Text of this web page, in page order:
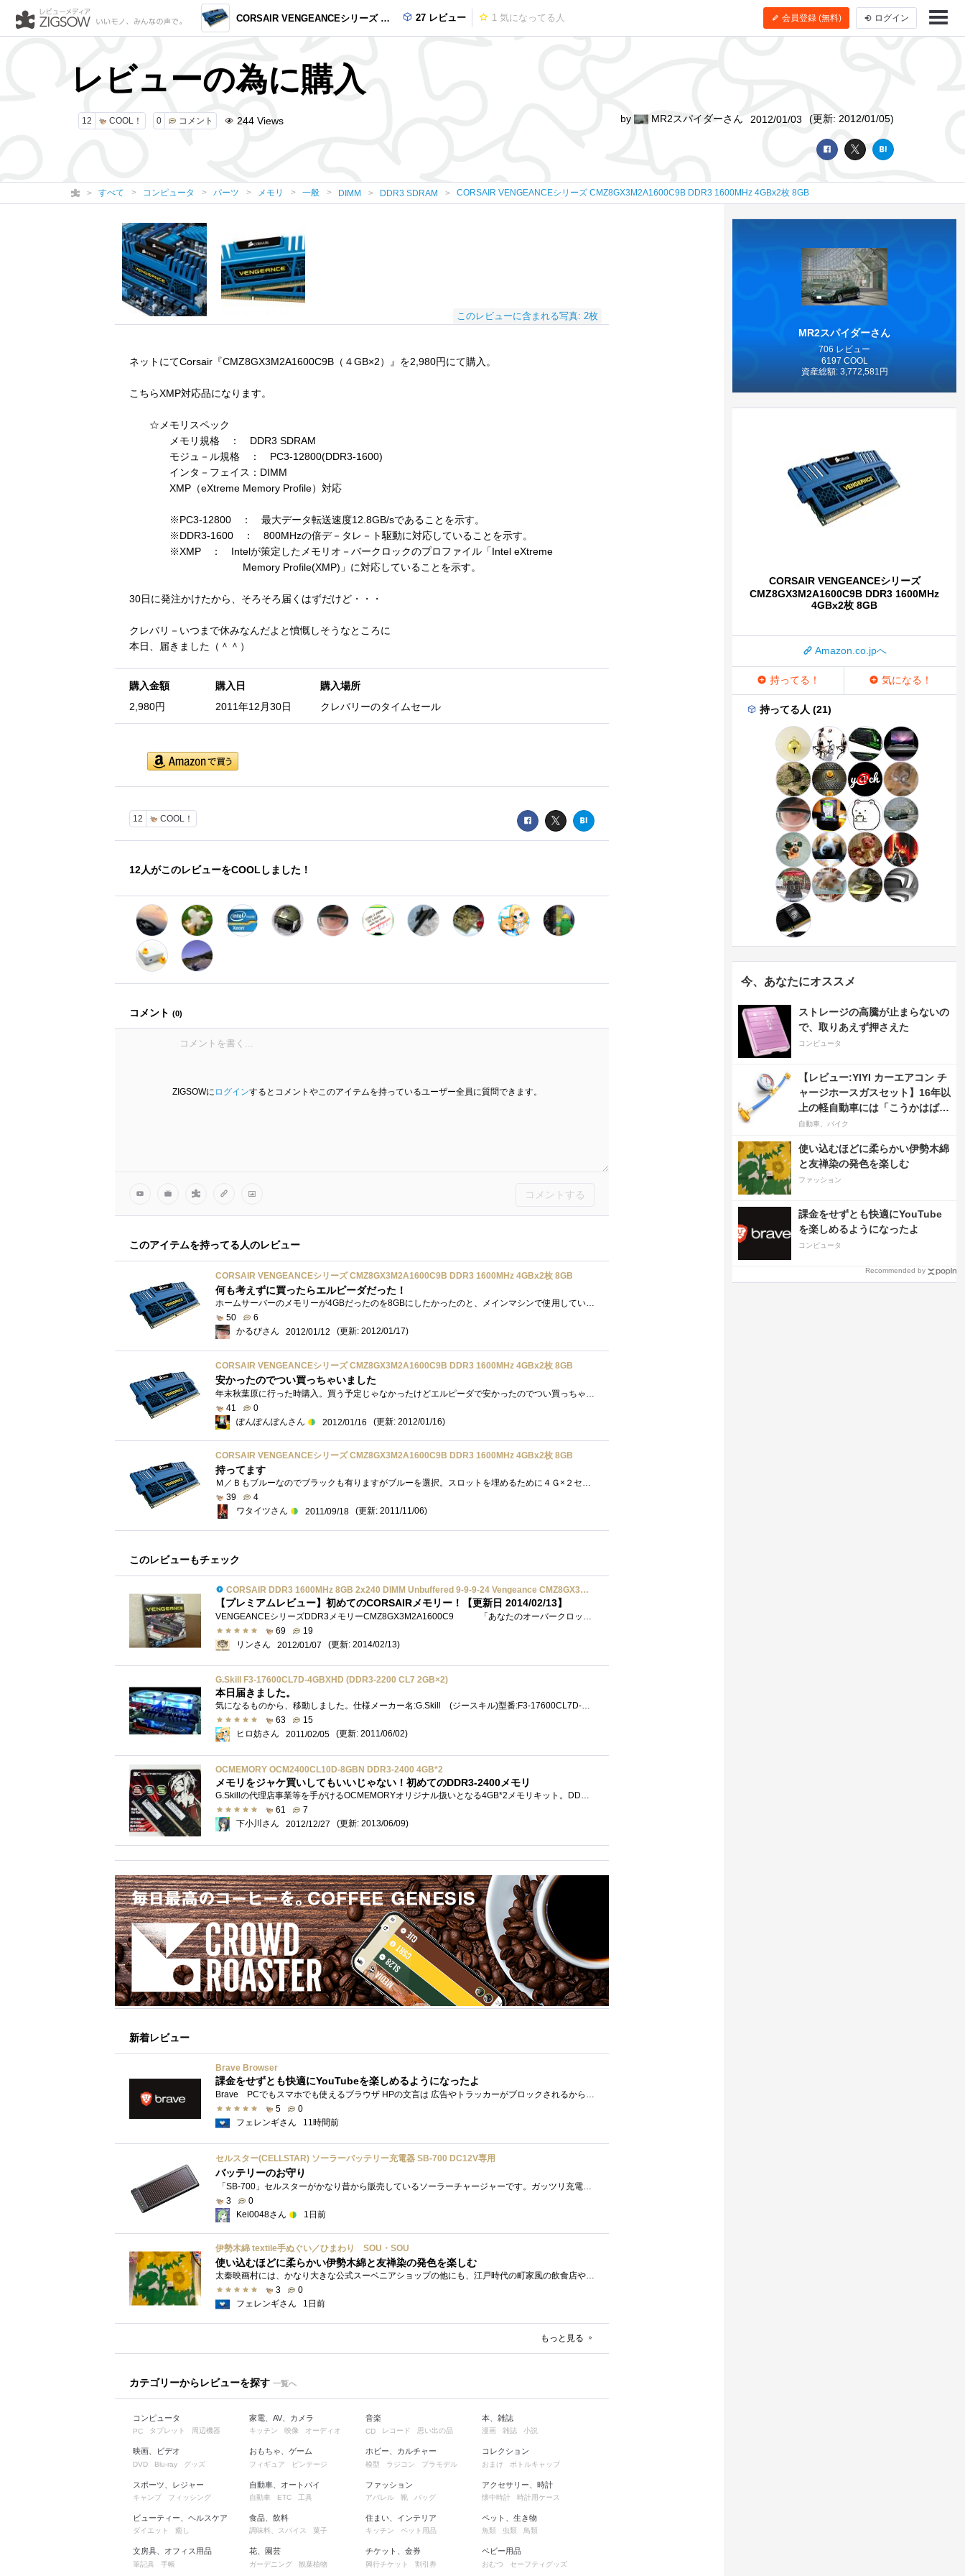
CORSAIR VENGEANCEシリーズ CMZ8GX3M2A1600C9B DDR3 1600MHz 4GBx2枚 8GB 27 レビュー 1 気になってる人 会員登録 (無料) ログイン
レビューの為に購入
12 COOL！ 0 コメント 244 Views by MR2スパイダーさん 2012/01/03 (更新: 2012/01/05)
すべて コンピュータ パーツ メモリ 一般 DIMM DDR3 SDRAM CORSAIR VENGEANCEシリーズ CMZ8GX3M2A1600C9B DDR3 1600MHz 4GBx2枚 8GB
このレビューに含まれる写真: 2枚
ネットにてCorsair『CMZ8GX3M2A1600C9B（４GB×2）』を2,980円にて購入。
こちらXMP対応品になります。
☆メモリスペック
メモリ規格 ： DDR3 SDRAM
モジュ－ル規格 ： PC3-12800(DDR3-1600)
インタ－フェイス：DIMM
XMP（eXtreme Memory Profile）対応
※PC3-12800 ： 最大データ転送速度12.8GB/sであることを示す。
※DDR3-1600 ： 800MHzの倍デ－タレ－ト駆動に対応していることを示す。
※XMP ： Intelが策定したメモリオ－バークロックのプロファイル「Intel eXtreme
Memory Profile(XMP)」に対応していることを示す。
30日に発注かけたから、そろそろ届くはずだけど・・・
クレバリ－いつまで休みなんだよと憤慨しそうなところに
本日、届きました（＾＾）
購入金額
2,980円
購入日
2011年12月30日
購入場所
クレバリーのタイムセール
12 COOL！
12人がこのレビューをCOOLしました！
コメント (0)
ZIGSOWに ログインするとコメントやこのアイテムを持っているユーザー全員に質問できます。
コメントする
このアイテムを持ってる人のレビュー
CORSAIR VENGEANCEシリーズ CMZ8GX3M2A1600C9B DDR3 1600MHz 4GBx2枚 8GB
何も考えずに買ったらエルピーダだった！
ホームサーバーのメモリーが4GBだったのを8GBにしたかったのと、メインマシンで使用しているメモリーが1333MHzでどうせだったら1600MHzぐらいにした...
50
6
かるびさん
2012/01/12 (更新: 2012/01/17)
CORSAIR VENGEANCEシリーズ CMZ8GX3M2A1600C9B DDR3 1600MHz 4GBx2枚 8GB
安かったのでつい買っちゃいました
年末秋葉原に行った時購入。買う予定じゃなかったけどエルピーダで安かったのでつい買っちゃいました。今のマシンにすでに8GBつんでいるんで�...
41
0
ぽんぽんぽんさん
2012/01/16 (更新: 2012/01/16)
CORSAIR VENGEANCEシリーズ CMZ8GX3M2A1600C9B DDR3 1600MHz 4GBx2枚 8GB
持ってます
Ｍ／Ｂもブルーなのでブラックも有りますがブルーを選択。スロットを埋めるために４Ｇ×２セットを２個買い。最近はレッドもでましたが、そち...
39
4
ワタイツさん
2011/09/18 (更新: 2011/11/06)
このレビューもチェック
CORSAIR DDR3 1600MHz 8GB 2x240 DIMM Unbuffered 9-9-9-24 Vengeance CMZ8GX3M2A1600C9
【プレミアムレビュー】初めてのCORSAIRメモリー！【更新日 2014/02/13】
VENGEANCEシリーズDDR3メモリーCMZ8GX3M2A1600C9 「あなたのオーバークロックを強力サポート！〜CORSAIR〜」に当選させて頂きました。 選んで�...
69
19
リンさん
2012/01/07 (更新: 2014/02/13)
G.Skill F3-17600CL7D-4GBXHD (DDR3-2200 CL7 2GB×2)
本日届きました。
気になるものから、移動しました。仕様メーカー名:G.Skill (ジースキル)型番:F3-17600CL7D-4GBXHD新型メモリファン付き容量:4GB(2GBx2)速度:2200MHzDDR3(PC3-1760...
63
15
ヒロ妨さん
2011/02/05 (更新: 2011/06/02)
OCMEMORY OCM2400CL10D-8GBN DDR3-2400 4GB*2
メモリをジャケ買いしてもいいじゃない！初めてのDDR3-2400メモリ
G.Skillの代理店事業等を手がけるOCMEMORYオリジナル扱いとなる4GB*2メモリキット。DDR3-2400の10-12-12-31、電圧は1.65Vというスペックを実現しながら、DDR3-...
61
7
下小川さん
2012/12/27 (更新: 2013/06/09)
新着レビュー
Brave Browser
課金をせずとも快適にYouTubeを楽しめるようになったよ
Brave PCでもスマホでも使えるブラウザ HPの文言は 広告やトラッカーがブロックされるから、訪問するサイトをよりすっきりした表示で閲覧でき�...
5
0
フェレンギさん
11時間前
セルスター(CELLSTAR) ソーラーバッテリー充電器 SB-700 DC12V専用
バッテリーのお守り
「SB-700」セルスターがかなり昔から販売しているソーラーチャージャーです。ガッツリ充電する用ではなく待機電力(暗電流って言うらしい)対策�...
3
0
Kei0048さん
1日前
伊勢木綿 textile手ぬぐい／ひまわり SOU・SOU
使い込むほどに柔らかい伊勢木綿と友禅染の発色を楽しむ
太秦映画村には、かなり大きな公式スーベニアショップの他にも、江戸時代の町家風の飲食店や土産物店が軒を連ねておりました。 何かよいもの...
3
0
フェレンギさん
1日前
もっと見る
カテゴリーからレビューを探す 一覧へ
コンピュータ
PC タブレット 周辺機器
映画、ビデオ
DVD Blu-ray グッズ
スポーツ、レジャー
キャンプ フィッシング
ビューティー、ヘルスケア
ダイエット 癒し
文房具、オフィス用品
筆記具 手帳
家電、AV、カメラ
キッチン 映像 オーディオ
おもちゃ、ゲーム
フィギュア ビンテージ
自動車、オートバイ
自動車 ETC 工具
食品、飲料
調味料、スパイス 菓子
花、園芸
ガーデニング 観葉植物
音楽
CD レコード 思い出の品
ホビー、カルチャー
模型 ラジコン プラモデル
ファッション
アパレル 靴 バッグ
住まい、インテリア
キッチン ペット用品
チケット、金券
興行チケット 割引券
本、雑誌
漫画 雑誌 小説
コレクション
おまけ ボトルキャップ
アクセサリー、時計
懐中時計 時計用ケース
ペット、生き物
魚類 虫類 鳥類
ベビー用品
おむつ セーフティグッズ
MR2スパイダーさん
706 レビュー
6197 COOL
資産総額: 3,772,581円
CORSAIR VENGEANCEシリーズ
CMZ8GX3M2A1600C9B DDR3 1600MHz
4GBx2枚 8GB
Amazon.co.jpへ
持ってる！ 気になる！
持ってる人 (21)
今、あなたにオススメ
ストレージの高騰が止まらないの
で、取りあえず押さえた
コンピュータ
【レビュー:YIYI カーエアコン チ
ャージホースガスセット】16年以
上の軽自動車には「こうかはばつ
ぐんだ」が…
自動車、バイク
使い込むほどに柔らかい伊勢木綿
と友禅染の発色を楽しむ
ファッション
課金をせずとも快適にYouTube
を楽しめるようになったよ
コンピュータ
Recommended by